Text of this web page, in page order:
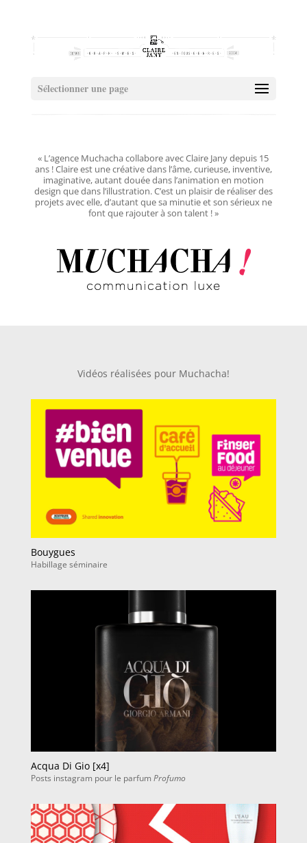
Sélectionner une page
« L’agence Muchacha collabore avec Claire Jany depuis 15
ans ! Claire est une créative dans l’âme, curieuse, inventive,
imaginative, autant douée dans l’animation en motion
design que dans l’illustration. C’est un plaisir de réaliser des
projets avec elle, d’autant que sa minutie et son sérieux ne
font que rajouter à son talent !»
Vidéos réalisées pour Muchacha!
Bouygues
Habillage séminaire
Acqua Di Gio [x4]
Posts instagram pour le parfum Profumo